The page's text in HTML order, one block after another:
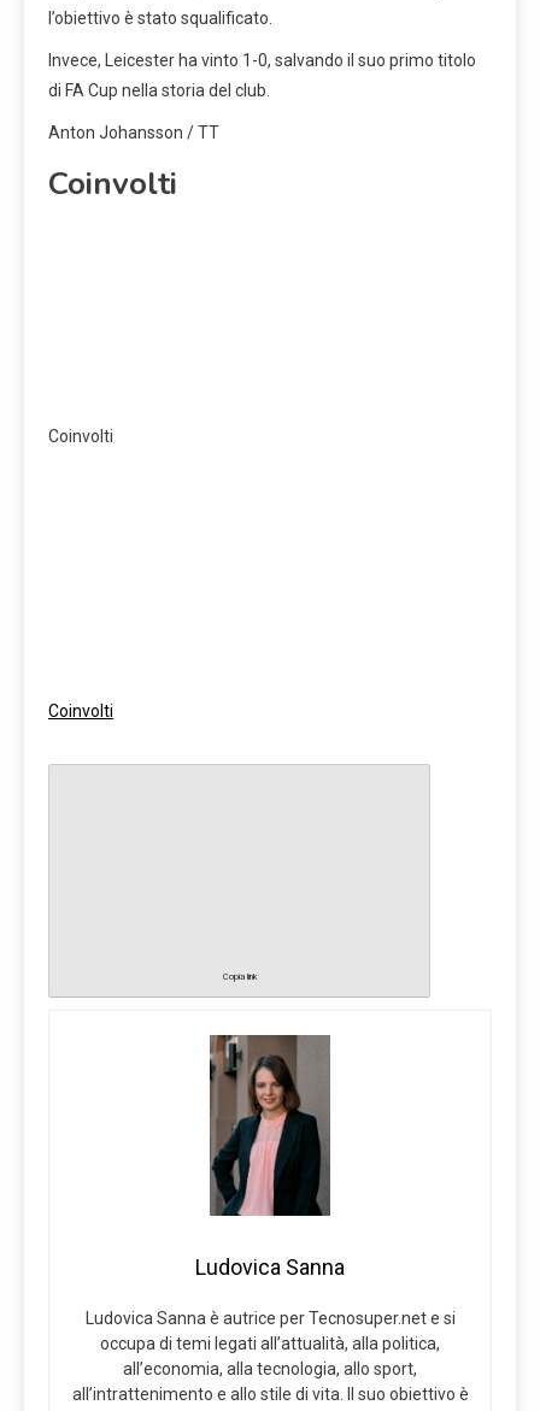
l’obiettivo è stato squalificato.
Invece, Leicester ha vinto 1-0, salvando il suo primo titolo
di FA Cup nella storia del club.
Anton Johansson / TT
Coinvolti
Coinvolti
Coinvolti
Copia link
Ludovica Sanna
Ludovica Sanna è autrice per Tecnosuper.net e si
occupa di temi legati all’attualità, alla politica,
all’economia, alla tecnologia, allo sport,
all’intrattenimento e allo stile di vita. Il suo obiettivo è